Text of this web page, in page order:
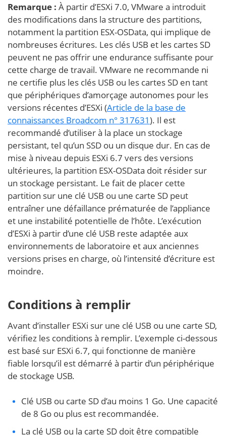
Remarque : À partir d’ESXi 7.0, VMware a introduit
des modifications dans la structure des partitions,
notamment la partition ESX-OSData, qui implique de
nombreuses écritures. Les clés USB et les cartes SD
peuvent ne pas offrir une endurance suffisante pour
cette charge de travail. VMware ne recommande ni
ne certifie plus les clés USB ou les cartes SD en tant
que périphériques d’amorçage autonomes pour les
versions récentes d’ESXi (Article de la base de
connaissances Broadcom n° 317631). Il est
recommandé d’utiliser à la place un stockage
persistant, tel qu’un SSD ou un disque dur. En cas de
mise à niveau depuis ESXi 6.7 vers des versions
ultérieures, la partition ESX-OSData doit résider sur
un stockage persistant. Le fait de placer cette
partition sur une clé USB ou une carte SD peut
entraîner une défaillance prématurée de l’appliance
et une instabilité potentielle de l’hôte. L’exécution
d’ESXi à partir d’une clé USB reste adaptée aux
environnements de laboratoire et aux anciennes
versions prises en charge, où l’intensité d’écriture est
moindre.
Conditions à remplir
Avant d’installer ESXi sur une clé USB ou une carte SD,
vérifiez les conditions à remplir. L’exemple ci-dessous
est basé sur ESXi 6.7, qui fonctionne de manière
fiable lorsqu’il est démarré à partir d’un périphérique
de stockage USB.
Clé USB ou carte SD d’au moins 1 Go. Une capacité
de 8 Go ou plus est recommandée.
La clé USB ou la carte SD doit être compatible